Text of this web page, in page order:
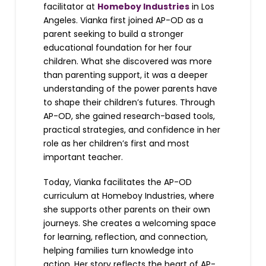
facilitator at Homeboy Industries in Los
Angeles. Vianka first joined AP-OD as a
parent seeking to build a stronger
educational foundation for her four
children. What she discovered was more
than parenting support, it was a deeper
understanding of the power parents have
to shape their children’s futures. Through
AP-OD, she gained research-based tools,
practical strategies, and confidence in her
role as her children’s first and most
important teacher.
Today, Vianka facilitates the AP-OD
curriculum at Homeboy Industries, where
she supports other parents on their own
journeys. She creates a welcoming space
for learning, reflection, and connection,
helping families turn knowledge into